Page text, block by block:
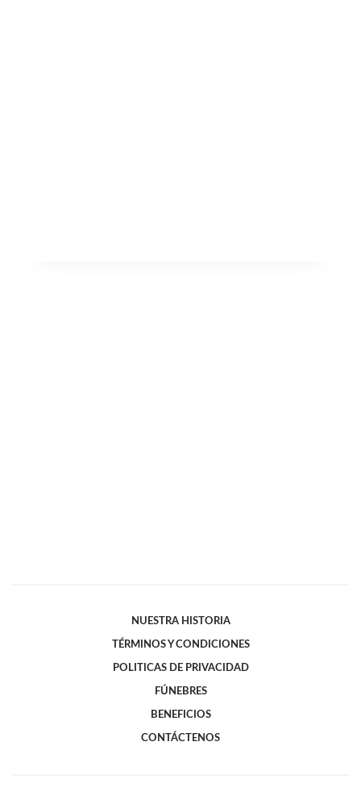
NUESTRA HISTORIA
TÉRMINOS Y CONDICIONES
POLITICAS DE PRIVACIDAD
FÚNEBRES
BENEFICIOS
CONTÁCTENOS